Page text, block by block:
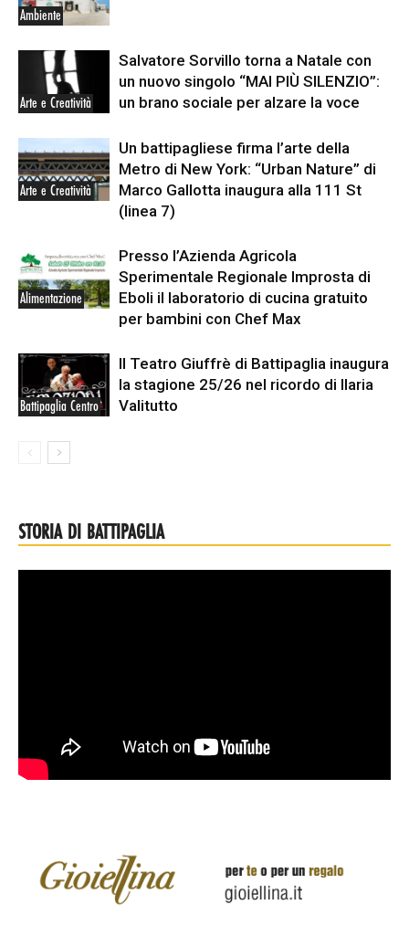
Ambiente
Arte e Creatività
Salvatore Sorvillo torna a Natale con
un nuovo singolo “MAI PIÙ SILENZIO”:
un brano sociale per alzare la voce
Arte e Creatività
Un battipagliese firma l’arte della
Metro di New York: “Urban Nature” di
Marco Gallotta inaugura alla 111 St
(linea 7)
Alimentazione
Presso l’Azienda Agricola
Sperimentale Regionale Improsta di
Eboli il laboratorio di cucina gratuito
per bambini con Chef Max
Battipaglia Centro
Il Teatro Giuffrè di Battipaglia inaugura
la stagione 25/26 nel ricordo di Ilaria
Valitutto
STORIA DI BATTIPAGLIA